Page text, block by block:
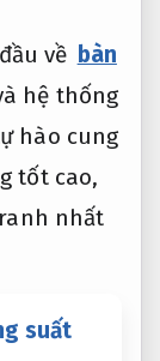
về bàn
hệ thống
hào cung
tốt cao,
nhất
suất